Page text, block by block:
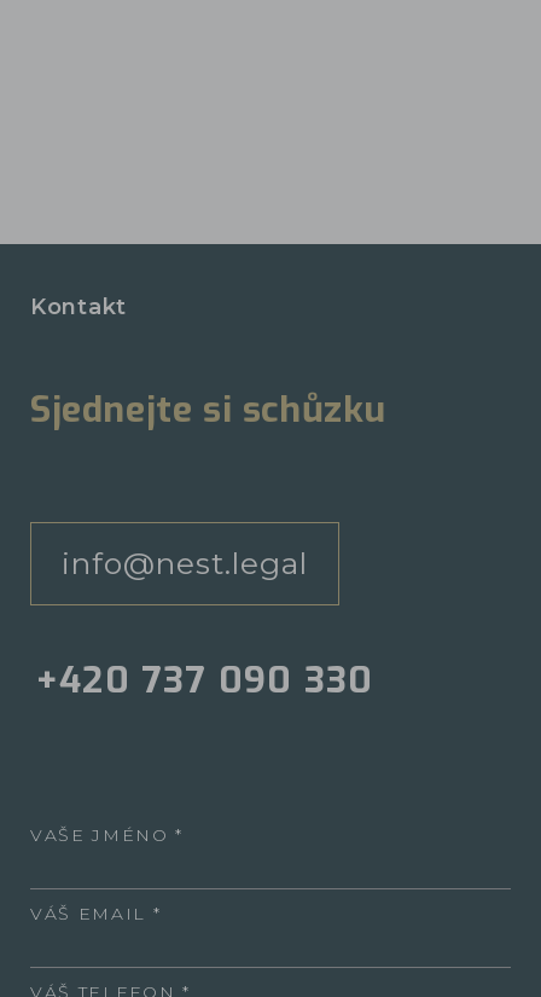
Kontakt
Sjednejte si schůzku
info@nest.legal
+420 737 090 330
VAŠE JMÉNO
VÁŠ EMAIL
VÁŠ TELEFON